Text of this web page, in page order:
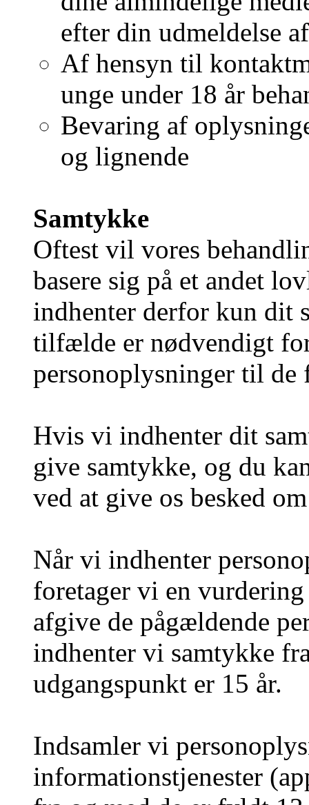
efter din udmeldelse
Af hensyn til
unge under 18 år
Bevaring af
og lignende
Samtykke
Oftest vil vores
basere sig på et andet
indhenter derfor kun dit
tilfælde er nødvendigt
personoplysninger til de
Hvis vi indhenter dit
give samtykke, og du
ved at give os besked
Når vi indhenter
foretager vi en
afgive de pågældende
indhenter vi samtykke
udgangspunkt er 15 år.
Indsamler vi
informationstjenester